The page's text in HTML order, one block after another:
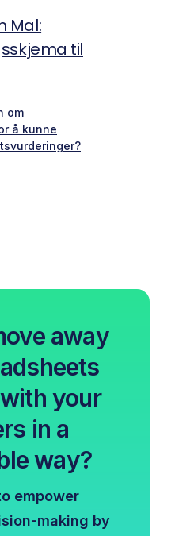
Mal:
til
om
å kunne
away
your
in a
way?
empower
making by